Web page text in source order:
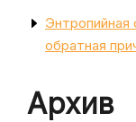
Энтропийная
обратная
Архив